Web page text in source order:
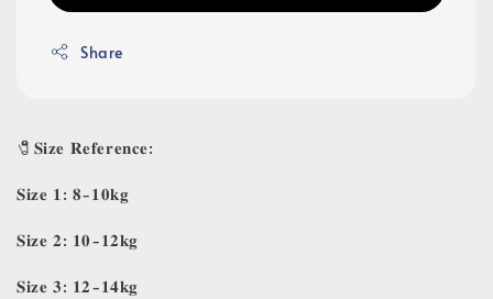
Share
🧷𝐒𝐢𝐳𝐞 𝐑𝐞𝐟𝐞𝐫𝐞𝐧𝐜𝐞:
𝐒𝐢𝐳𝐞 𝟏: 𝟖-𝟏𝟎𝐤𝐠
𝐒𝐢𝐳𝐞 𝟐: 𝟏𝟎-𝟏𝟐𝐤𝐠
𝐒𝐢𝐳𝐞 𝟑: 𝟏𝟐-𝟏𝟒𝐤𝐠